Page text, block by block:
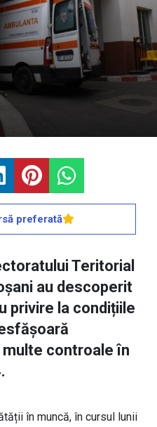
preferată
Teritorial
au descoperit
privire la condițiile
controale în
în muncă, în cursul lunii